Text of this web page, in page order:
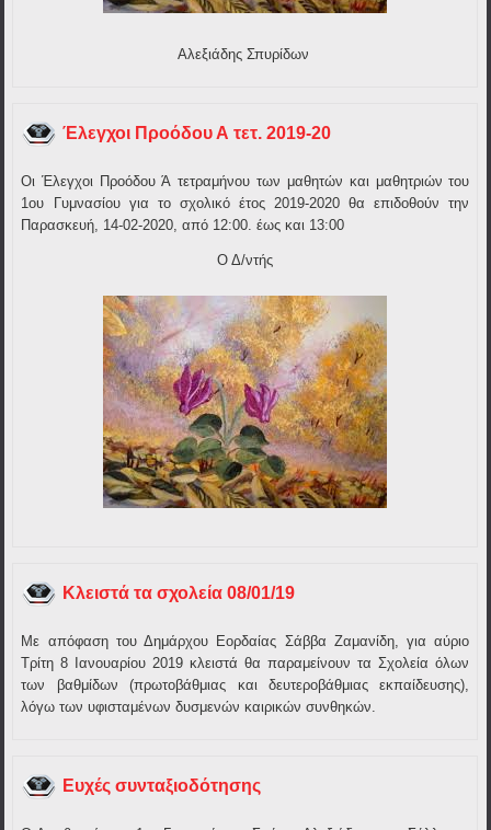
Αλεξιάδης Σπυρίδων
Έλεγχοι Προόδου Α τετ. 2019-20
Οι Έλεγχοι Προόδου Ά τετραμήνου των μαθητών και μαθητριών του
1ου Γυμνασίου για το σχολικό έτος 2019-2020 θα επιδοθούν την
Παρασκευή, 14-02-2020, από 12:00. έως και 13:00
Ο Δ/ντής
Kλειστά τα σχολεία 08/01/19
Με απόφαση του Δημάρχου Εορδαίας Σάββα Ζαμανίδη, για αύριο
Τρίτη 8 Ιανουαρίου 2019 κλειστά θα παραμείνουν τα Σχολεία όλων
των βαθμίδων (πρωτοβάθμιας και δευτεροβάθμιας εκπαίδευσης),
λόγω των υφισταμένων δυσμενών καιρικών συνθηκών.
Ευχές συνταξιοδότησης